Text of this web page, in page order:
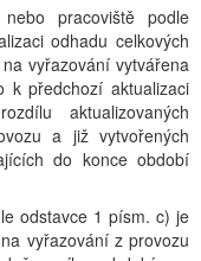
pracoviště podle
odhadu celkových
vyřazování vytvářena
k předchozí aktualizaci
aktualizovaných
a již vytvořených
do konce období
odstavce 1 písm. c) je
vyřazování z provozu